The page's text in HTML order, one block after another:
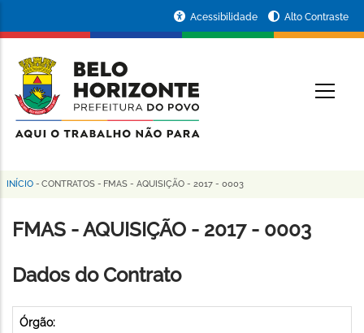
conteúdo
principal
da
Prefeitura
de
Horizonte
Acessibilidade Alto Contraste
Trilha
de
INÍCIO - CONTRATOS - FMAS - AQUISIÇÃO - 2017 - 0003
FMAS - AQUISIÇÃO - 2017 - 0003
Dados do Contrato
Órgão: